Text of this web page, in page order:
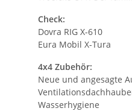
Check:
Dovra RIG X-610
Eura Mobil X-Tura
4x4 Zubehör:
Neue und angesagte
Wasserhygiene